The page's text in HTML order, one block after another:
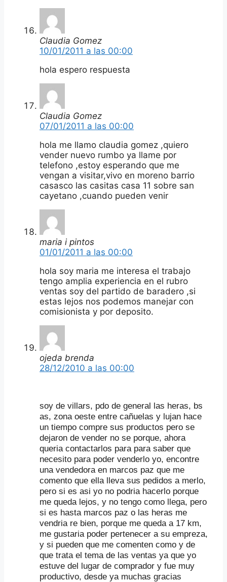
Claudia Gomez
10/01/2011 a las 00:00
hola espero respuesta
Claudia Gomez
07/01/2011 a las 00:00
hola me llamo claudia gomez ,quiero
vender nuevo rumbo ya llame por
telefono ,estoy esperando que me
vengan a visitar,vivo en moreno barrio
casasco las casitas casa 11 sobre san
cayetano ,cuando pueden venir
maria i pintos
01/01/2011 a las 00:00
hola soy maria me interesa el trabajo
tengo amplia experiencia en el rubro
ventas soy del partido de baradero ,si
estas lejos nos podemos manejar con
comisionista y por deposito.
ojeda brenda
28/12/2010 a las 00:00
soy de villars, pdo de general las heras, bs
as, zona oeste entre cañuelas y lujan hace
un tiempo compre sus productos pero se
dejaron de vender no se porque, ahora
queria contactarlos para para saber que
necesito para poder venderlo yo, encontre
una vendedora en marcos paz que me
comento que ella lleva sus pedidos a merlo,
pero si es asi yo no podria hacerlo porque
me queda lejos, y no tengo como llega, pero
si es hasta marcos paz o las heras me
vendria re bien, porque me queda a 17 km,
me gustaria poder pertenecer a su empreza,
y si pueden que me comenten como y de
que trata el tema de las ventas ya que yo
estuve del lugar de comprador y fue muy
productivo, desde ya muchas gracias